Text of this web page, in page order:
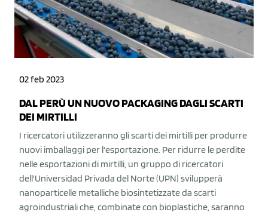
02 feb 2023
DAL PERÙ UN NUOVO PACKAGING DAGLI SCARTI
DEI MIRTILLI
I ricercatori utilizzeranno gli scarti dei mirtilli per produrre
nuovi imballaggi per l'esportazione. Per ridurre le perdite
nelle esportazioni di mirtilli, un gruppo di ricercatori
dell'Universidad Privada del Norte (UPN) svilupperà
nanoparticelle metalliche biosintetizzate da scarti
agroindustriali che, combinate con bioplastiche, saranno